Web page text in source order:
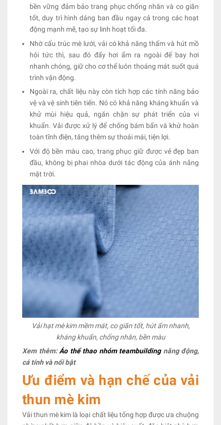
bền vững đảm bảo trang phục chống nhăn và co giãn
tốt, duy trì hình dáng ban đầu ngay cả trong các hoạt
động mạnh mẽ, tạo sự linh hoạt tối đa.
Nhờ cấu trúc mè lưới, vải có khả năng thấm và hút mồ
hôi tức thì, sau đó đẩy hơi ẩm ra ngoài để bay hơi
nhanh chóng, giữ cho cơ thể luôn thoáng mát suốt quá
trình vận động.
Ngoài ra, chất liệu này còn tích hợp các tính năng bảo
vệ và vệ sinh tiên tiến. Nó có khả năng kháng khuẩn và
khử mùi hiệu quả, ngăn chặn sự phát triển của vi
khuẩn. Vải được xử lý để chống bám bẩn và khử hoàn
toàn tĩnh điện, tăng thêm sự thoải mái, tiện lợi.
Với độ bền màu cao, trang phục giữ được vẻ đẹp ban
đầu, không bị phai nhòa dưới tác động của ánh nắng
mặt trời.
Vải hạt mè kim mềm mát, co giãn tốt, hút ẩm nhanh,
kháng khuẩn, chống nhăn, bền màu
Xem thêm: Áo thể thao nhóm teambuildingnăng động,
cá tính và nổi bật
Ưu điểm và hạn chế của vải
thun mè kim
Vải thun mè kim là loại chất liệu tổng hợp được ưa chuộng